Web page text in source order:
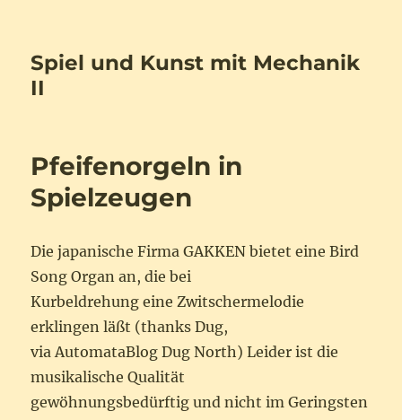
Spiel und Kunst mit Mechanik
II
Pfeifenorgeln in
Spielzeugen
Die japanische Firma GAKKEN bietet eine Bird
Song Organ an, die bei
Kurbeldrehung eine Zwitschermelodie
erklingen läßt (thanks Dug,
via AutomataBlog Dug North) Leider ist die
musikalische Qualität
gewöhnungsbedürftig und nicht im Geringsten